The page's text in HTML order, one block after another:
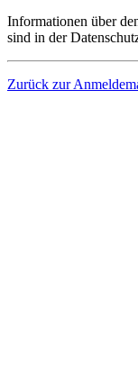
Informationen über
sind in der
Zurück zur